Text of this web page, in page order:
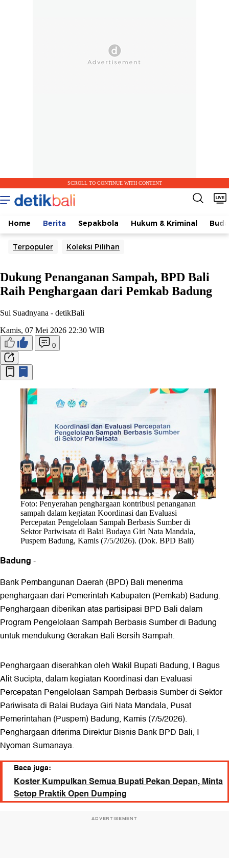
SCROLL TO CONTINUE WITH CONTENT
Home Berita Sepakbola Hukum & Kriminal
Terpopuler Koleksi Pilihan
Dukung Penanganan Sampah, BPD Bali
Raih Penghargaan dari Pemkab Badung
Sui Suadnyana - detikBali
Kamis, 07 Mei 2026 22:30 WIB
0
Foto: Penyerahan penghargaan kontribusi penanganan
sampah dalam kegiatan Koordinasi dan Evaluasi
Percepatan Pengelolaan Sampah Berbasis Sumber di
Sektor Pariwisata di Balai Budaya Giri Nata Mandala,
Puspem Badung, Kamis (7/5/2026). (Dok. BPD Bali)
Badung-
Bank Pembangunan Daerah (BPD) Bali menerima
penghargaan dari Pemerintah Kabupaten (Pemkab) Badung.
Penghargaan diberikan atas partisipasi BPD Bali dalam
Program Pengelolaan Sampah Berbasis Sumber di Badung
untuk mendukung Gerakan Bali Bersih Sampah.
Penghargaan diserahkan oleh Wakil Bupati Badung, I Bagus
Alit Sucipta, dalam kegiatan Koordinasi dan Evaluasi
Percepatan Pengelolaan Sampah Berbasis Sumber di Sektor
Pariwisata di Balai Budaya Giri Nata Mandala, Pusat
Pemerintahan (Puspem) Badung, Kamis (7/5/2026).
Penghargaan diterima Direktur Bisnis Bank BPD Bali, I
Nyoman Sumanaya.
Baca juga:
Koster Kumpulkan Semua Bupati Pekan Depan, Minta
Setop Praktik Open Dumping
ADVERTISEMENT